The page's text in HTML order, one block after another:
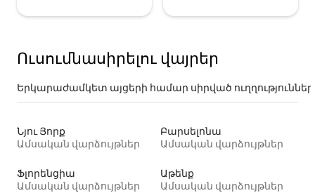
Ուսումնասիրելու վայրեր
Երկարաժամկետ այցերի համար սիրված ուղղություններ
Նյու Յորք
Ամսական վարձույթներ
Բարսելոնա
Ամսական վարձույթներ
Ֆլորենցիա
Ամսական վարձույթներ
Աթենք
Ամսական վարձույթներ